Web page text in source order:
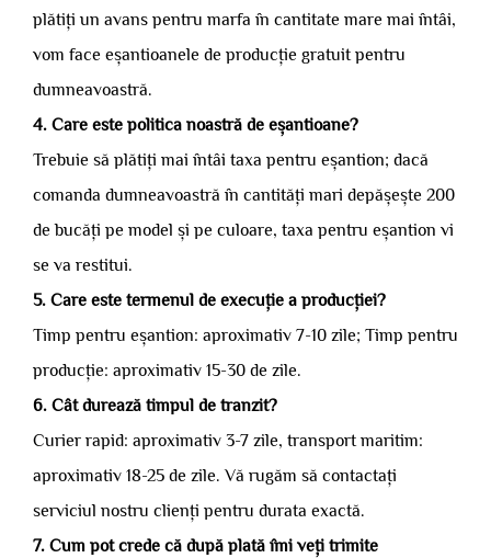
plătiți un avans pentru marfa în cantitate mare mai întâi,
vom face eșantioanele de producție gratuit pentru
dumneavoastră.
4. Care este politica noastră de eșantioane?
Trebuie să plătiți mai întâi taxa pentru eșantion; dacă
comanda dumneavoastră în cantități mari depășește 200
de bucăți pe model și pe culoare, taxa pentru eșantion vi
se va restitui.
5. Care este termenul de execuție a producției?
Timp pentru eșantion: aproximativ 7-10 zile; Timp pentru
producție: aproximativ 15-30 de zile.
6. Cât durează timpul de tranzit?
Curier rapid: aproximativ 3-7 zile, transport maritim:
aproximativ 18-25 de zile. Vă rugăm să contactați
serviciul nostru clienți pentru durata exactă.
7. Cum pot crede că după plată îmi veți trimite